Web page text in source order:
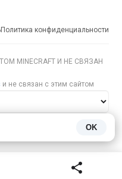
OK
Политика конфиденциальности
MINECRAFT И НЕ СВЯЗАН
и не связан с этим сайтом